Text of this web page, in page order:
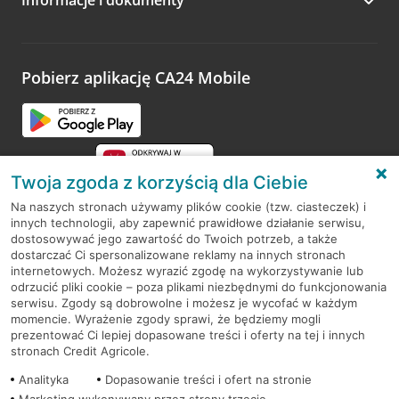
Zachęcamy do podzielenia się z nami opinią o wizycie.
opinie.
Pobierz aplikację CA24 Mobile
RODO
Regulamin serwisu
Mapa serwisu
PolitykaCookies
Twoja zgoda z korzyścią dla Ciebie
Na naszych stronach używamy plików cookie (tzw. ciasteczek) i
innych technologii, aby zapewnić prawidłowe działanie serwisu,
dostosowywać jego zawartość do Twoich potrzeb, a także
dostarczać Ci spersonalizowane reklamy na innych stronach
internetowych. Możesz wyrazić zgodę na wykorzystywanie lub
odrzucić pliki cookie – poza plikami niezbędnymi do funkcjonowania
serwisu. Zgody są dobrowolne i możesz je wycofać w każdym
momencie. Wyrażenie zgody sprawi, że będziemy mogli
prezentować Ci lepiej dopasowane treści i oferty na tej i innych
stronach Credit Agricole.
Analityka
Dopasowanie treści i ofert na stronie